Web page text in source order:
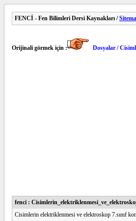
FENCİ - Fen Bilimleri Dersi Kaynakları /
Orijinali görmek için : Dosyalar /
fenci :
Cisimlerin elektriklenmesi ve elektroskop 7.sınıf